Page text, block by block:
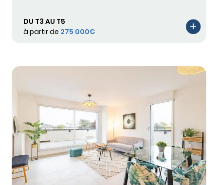
DU T3 AU T5
à partir de 275 000€